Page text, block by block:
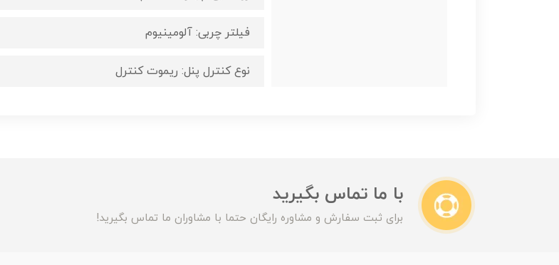
فیلتر چربی: آلومینیوم
نوع کنترل پنل: ریموت کنترل
با ما تماس بگیرید
برای ثبت سفارش و مشاوره رایگان حتما با مشاوران ما تماس بگیرید!